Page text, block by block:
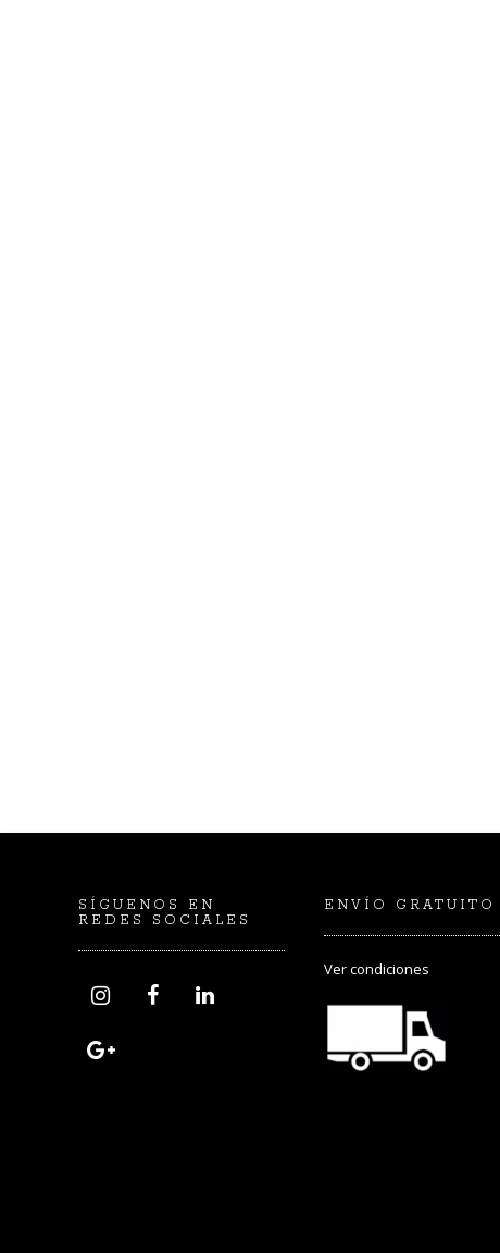
SÍGUENOS EN
REDES SOCIALES
ENVÍO GRATUITO
Vercondiciones